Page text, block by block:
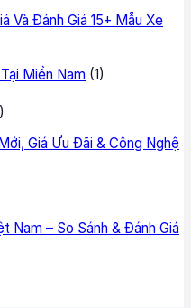
Và Đánh Giá 15+ Mẫu Xe
Miền Nam (1)
Giá Ưu Đãi & Công Nghệ
Nam – So Sánh & Đánh Giá